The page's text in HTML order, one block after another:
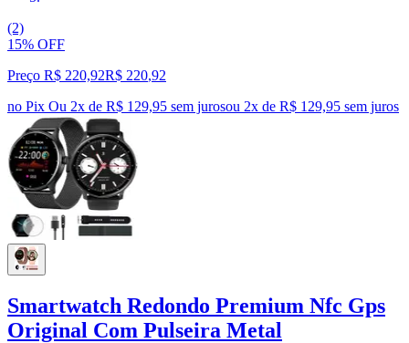
(2)
15% OFF
Preço R$ 220,92R$ 220,92
no Pix Ou 2x de R$ 129,95 sem jurosou 2x de R$ 129,95 sem juros
Smartwatch Redondo Premium Nfc Gps
Original Com Pulseira Metal